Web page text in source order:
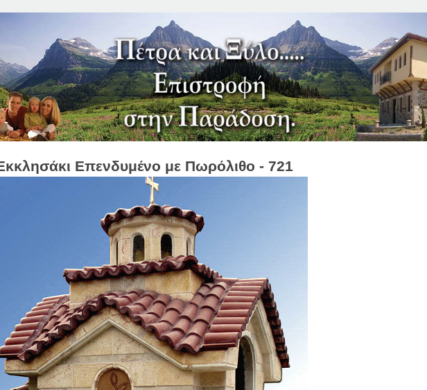
Jump to Navigation
Επενδυμένο με Πωρόλιθο - 721